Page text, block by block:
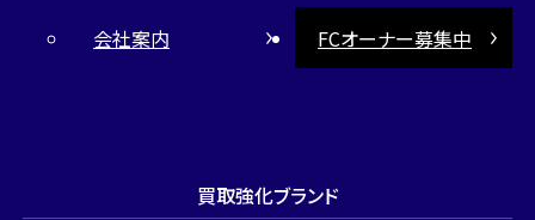
会社案内
FCオーナー募集中
買取強化ブランド